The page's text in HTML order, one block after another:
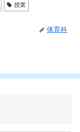
授業
体育科